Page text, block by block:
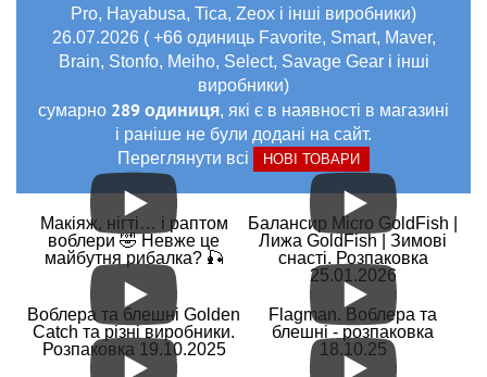
Pro, Hayabusa, Tica, Zeox і інші виробники)
26.07.2026 ( +66 одиниць Favorite, Smart, Maver,
Brain, Stonfo, Meiho, Select, Savage Gear і інші
виробники)
сумарно 289 одиниця, які є в наявності в магазині
і раніше не були додані на сайт.
Переглянути всі
НОВІ ТОВАРИ
Макіяж, нігті… і раптом
воблери 🤣 Невже це
майбутня рибалка? 🎣
Балансир Micro GoldFish |
Лижа GoldFish | Зимові
снасті. Розпаковка
25.01.2026
Воблера та блешні Golden
Catch та різні виробники.
Розпаковка 19.10.2025
Flagman. Воблера та
блешні - розпаковка
18.10.25